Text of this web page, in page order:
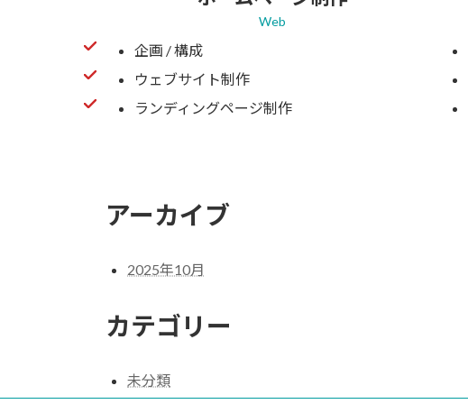
Web
企画 / 構成
ウェブサイト制作
ランディングページ制作
アーカイブ
2025年10月
カテゴリー
未分類